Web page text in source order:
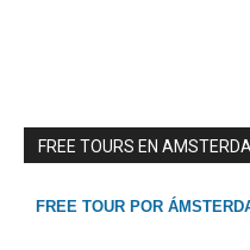
FREE TOURS EN
FREE TOUR POR